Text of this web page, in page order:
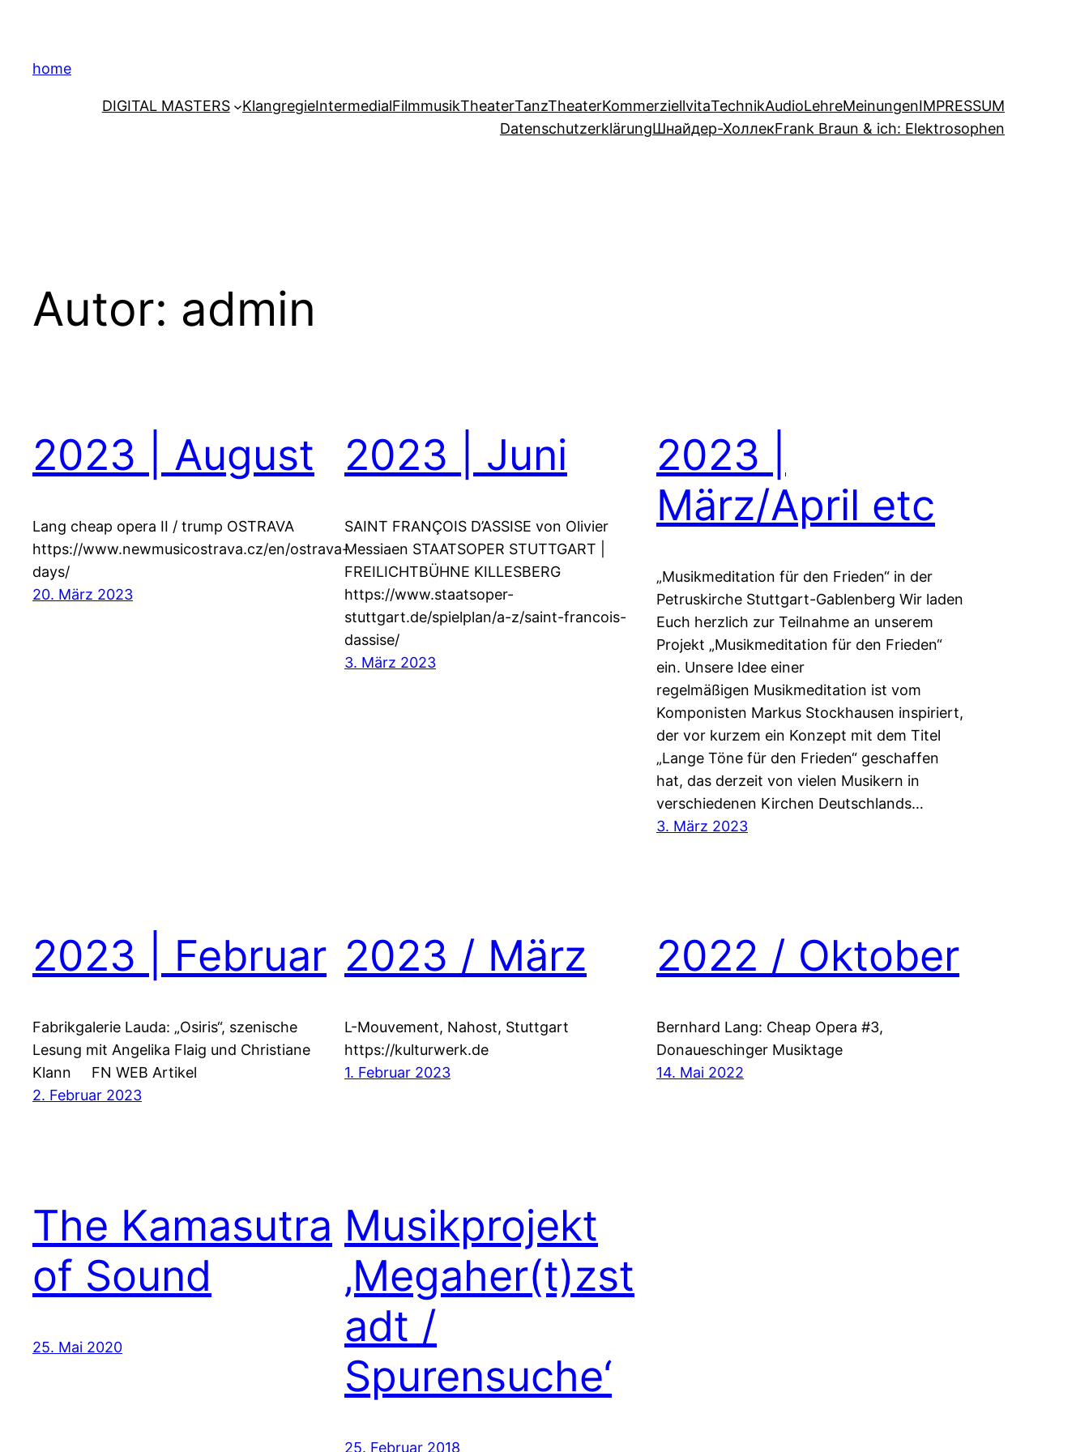
springen
home
DIGITAL MASTERS KlangregieIntermedialFilmmusikTheaterTanzTheaterKommerziellvitaTechnikAudioLehreMeinungenIMPRESSUM
DatenschutzerklärungШнайдер-ХоллекFrank Braun & ich: Elektrosophen
Autor: admin
2023 | August
Lang cheap opera II / trump OSTRAVA
https://www.newmusicostrava.cz/en/ostrava-
days/
20. März 2023
2023 | Juni
SAINT FRANÇOIS D’ASSISE von Olivier
Messiaen STAATSOPER STUTTGART |
FREILICHTBÜHNE KILLESBERG
https://www.staatsoper-
stuttgart.de/spielplan/a-z/saint-francois-
dassise/
3. März 2023
2023 |
März/April etc
„Musikmeditation für den Frieden“ in der
Petruskirche Stuttgart-Gablenberg Wir laden
Euch herzlich zur Teilnahme an unserem
Projekt „Musikmeditation für den Frieden“
ein. Unsere Idee einer
regelmäßigen Musikmeditation ist vom
Komponisten Markus Stockhausen inspiriert,
der vor kurzem ein Konzept mit dem Titel
„Lange Töne für den Frieden“ geschaffen
hat, das derzeit von vielen Musikern in
verschiedenen Kirchen Deutschlands…
3. März 2023
2023 | Februar
Fabrikgalerie Lauda: „Osiris“, szenische
Lesung mit Angelika Flaig und Christiane
Klann FN WEB Artikel
2. Februar 2023
2023 / März
L-Mouvement, Nahost, Stuttgart
https://kulturwerk.de
1. Februar 2023
2022 / Oktober
Bernhard Lang: Cheap Opera #3,
Donaueschinger Musiktage
14. Mai 2022
The Kamasutra
of Sound
25. Mai 2020
Musikprojekt
‚Megaher(t)zst
adt /
Spurensuche‘
25. Februar 2018